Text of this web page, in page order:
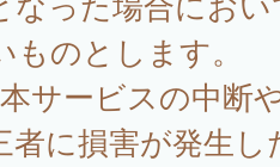
ものとします。
サービスの中断
者に損害が発生し